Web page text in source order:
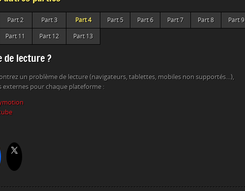
Part 2 Part 3 Part 4 Part 5 Part 6 Part 7 Part 8 Part 9
Part 11 Part 12 Part 13
de lecture ?
un problème de lecture (navigateurs, tablettes, mobiles non supportés…),
externes pour chaque plateforme :